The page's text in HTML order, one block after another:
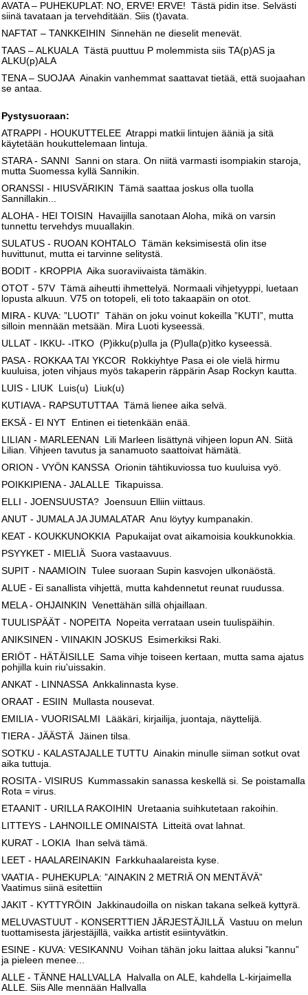
AVATA – PUHEKUPLAT: NO, ERVE! ERVE! Tästä pidin itse. Selvästi
siinä tavataan ja tervehditään. Siis (t)avata.
NAFTAT – TANKKEIHIN Sinnehän ne dieselit menevät.
TAAS – ALKUALA Tästä puuttuu P molemmista siis TA(p)AS ja
ALKU(p)ALA
TENA – SUOJAA Ainakin vanhemmat saattavat tietää, että suojaahan
se antaa.
Pystysuoraan:
ATRAPPI - HOUKUTTELEE Atrappi matkii lintujen ääniä ja sitä
käytetään houkuttelemaan lintuja.
STARA - SANNI Sanni on stara. On niitä varmasti isompiakin staroja,
mutta Suomessa kyllä Sannikin.
ORANSSI - HIUSVÄRIKIN Tämä saattaa joskus olla tuolla
Sannillakin...
ALOHA - HEI TOISIN Havaijilla sanotaan Aloha, mikä on varsin
tunnettu tervehdys muuallakin.
SULATUS - RUOAN KOHTALO Tämän keksimisestä olin itse
huvittunut, mutta ei tarvinne selitystä.
BODIT - KROPPIA Aika suoraviivaista tämäkin.
OTOT - 57V Tämä aiheutti ihmettelyä. Normaali vihjetyyppi, luetaan
lopusta alkuun. V75 on totopeli, eli toto takaapäin on otot.
MIRA - KUVA: ”LUOTI” Tähän on joku voinut kokeilla ”KUTI”, mutta
silloin mennään metsään. Mira Luoti kyseessä.
ULLAT - IKKU- -ITKO (P)ikku(p)ulla ja (P)ulla(p)itko kyseessä.
PASA - ROKKAA TAI YKCOR Rokkiyhtye Pasa ei ole vielä hirmu
kuuluisa, joten vihjaus myös takaperin räppärin Asap Rockyn kautta.
LUIS - LIUK Luis(u) Liuk(u)
KUTIAVA - RAPSUTUTTAA Tämä lienee aika selvä.
EKSÄ - EI NYT Entinen ei tietenkään enää.
LILIAN - MARLEENAN Lili Marleen lisättynä vihjeen lopun AN. Siitä
Lilian. Vihjeen tavutus ja sanamuoto saattoivat hämätä.
ORION - VYÖN KANSSA Orionin tähtikuviossa tuo kuuluisa vyö.
POIKKIPIENA - JALALLE Tikapuissa.
ELLI - JOENSUUSTA? Joensuun Elliin viittaus.
ANUT - JUMALA JA JUMALATAR Anu löytyy kumpanakin.
KEAT - KOUKKUNOKKIA Papukaijat ovat aikamoisia koukkunokkia.
PSYYKET - MIELIÄ Suora vastaavuus.
SUPIT - NAAMIOIN Tulee suoraan Supin kasvojen ulkonäöstä.
ALUE - Ei sanallista vihjettä, mutta kahdennetut reunat ruudussa.
MELA - OHJAINKIN Venettähän sillä ohjaillaan.
TUULISPÄÄT - NOPEITA Nopeita verrataan usein tuulispäihin.
ANIKSINEN - VIINAKIN JOSKUS Esimerkiksi Raki.
ERIÖT - HÄTÄISILLE Sama vihje toiseen kertaan, mutta sama ajatus
pohjilla kuin riu'uissakin.
ANKAT - LINNASSA Ankkalinnasta kyse.
ORAAT - ESIIN Mullasta nousevat.
EMILIA - VUORISALMI Lääkäri, kirjailija, juontaja, näyttelijä.
TIERA - JÄÄSTÄ Jäinen tilsa.
SOTKU - KALASTAJALLE TUTTU Ainakin minulle siiman sotkut ovat
aika tuttuja.
ROSITA - VISIRUS Kummassakin sanassa keskellä si. Se poistamalla
Rota = virus.
ETAANIT - URILLA RAKOIHIN Uretaania suihkutetaan rakoihin.
LITTEYS - LAHNOILLE OMINAISTA Litteitä ovat lahnat.
KURAT - LOKIA Ihan selvä tämä.
LEET - HAALAREINAKIN Farkkuhaalareista kyse.
VAATIA - PUHEKUPLA: ”AINAKIN 2 METRIÄ ON MENTÄVÄ”
Vaatimus siinä esitettiin
JAKIT - KYTTYRÖIN Jakkinaudoilla on niskan takana selkeä kyttyrä.
MELUVASTUUT - KONSERTTIEN JÄRJESTÄJILLÄ Vastuu on melun
tuottamisesta järjestäjillä, vaikka artistit esiintyvätkin.
ESINE - KUVA: VESIKANNU Voihan tähän joku laittaa aluksi ”kannu”
ja pieleen menee...
ALLE - TÄNNE HALLVALLA Halvalla on ALE, kahdella L-kirjaimella
ALLE. Siis Alle mennään Hallvalla